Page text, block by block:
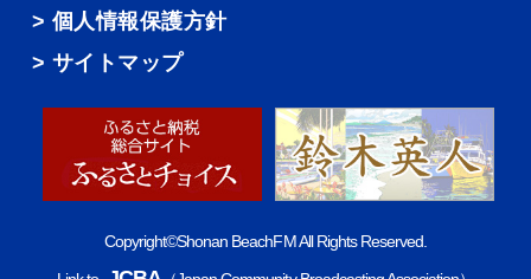
個人情報保護方針
サイトマップ
Copyright©Shonan BeachFM All Rights Reserved.